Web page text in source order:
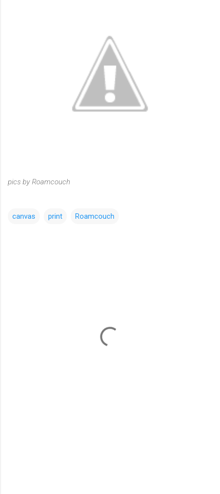
pics by Roamcouch
canvas print Roamcouch